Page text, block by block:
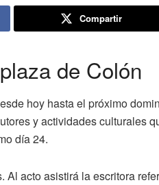
Compartir
de Colón
hoy hasta el próximo
y actividades culturales
día 24.
Al acto asistirá la escritora